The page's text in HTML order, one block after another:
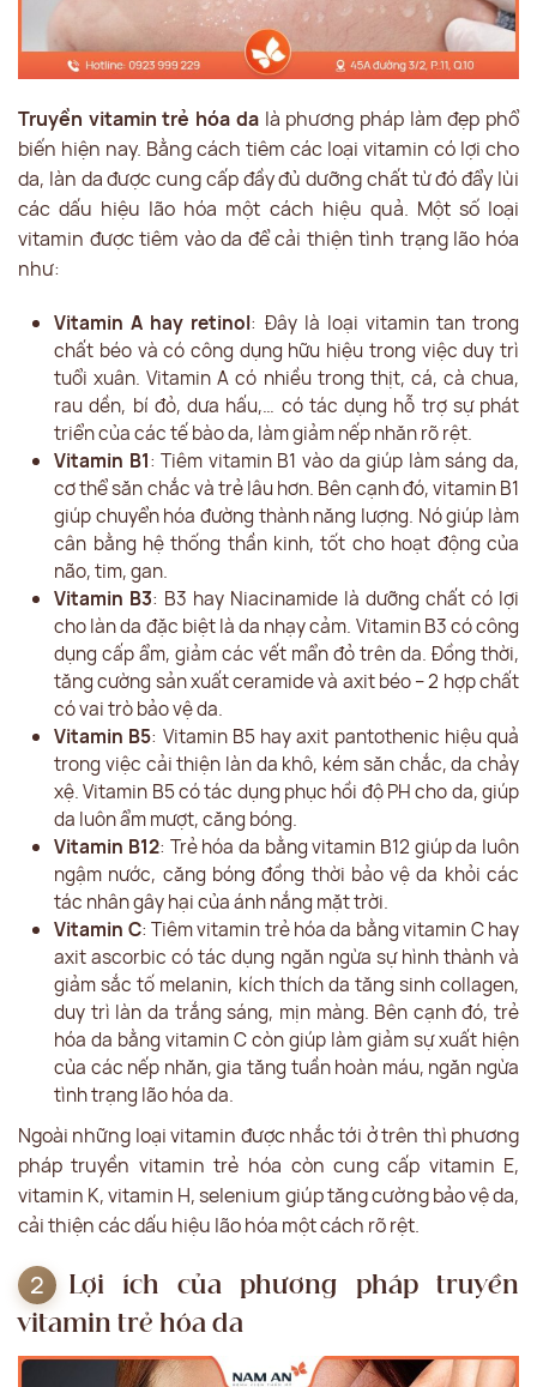
Truyền vitamin trẻ hóa dalà phương pháp làm đẹp phổ
biến hiện nay. Bằng cách tiêm các loại vitamin có lợi cho
da, làn da được cung cấp đầy đủ dưỡng chất từ đó đẩy lùi
các dấu hiệu lão hóa một cách hiệu quả. Một số loại
vitamin được tiêm vào da để cải thiện tình trạng lão hóa
như:
Vitamin A hay retinol: Đây là loại vitamin tan trong
chất béo và có công dụng hữu hiệu trong việc duy trì
tuổi xuân. Vitamin A có nhiều trong thịt, cá, cà chua,
rau dền, bí đỏ, dưa hấu,… có tác dụng hỗ trợ sự phát
triển của các tế bào da, làm giảm nếp nhăn rõ rệt.
Vitamin B1: Tiêm vitamin B1 vào da giúp làm sáng da,
cơ thể săn chắc và trẻ lâu hơn. Bên cạnh đó, vitamin B1
giúp chuyển hóa đường thành năng lượng. Nó giúp làm
cân bằng hệ thống thần kinh, tốt cho hoạt động của
não, tim, gan.
Vitamin B3: B3 hay Niacinamide là dưỡng chất có lợi
cho làn da đặc biệt là da nhạy cảm. Vitamin B3 có công
dụng cấp ẩm, giảm các vết mẩn đỏ trên da. Đồng thời,
tăng cường sản xuất ceramide và axit béo – 2 hợp chất
có vai trò bảo vệ da.
Vitamin B5: Vitamin B5 hay axit pantothenic hiệu quả
trong việc cải thiện làn da khô, kém săn chắc, da chảy
xệ. Vitamin B5 có tác dụng phục hồi độ PH cho da, giúp
da luôn ẩm mượt, căng bóng.
Vitamin B12: Trẻ hóa da bằng vitamin B12 giúp da luôn
ngậm nước, căng bóng đồng thời bảo vệ da khỏi các
tác nhân gây hại của ánh nắng mặt trời.
Vitamin C: Tiêm vitamin trẻ hóa da bằng vitamin C hay
axit ascorbic có tác dụng ngăn ngừa sự hình thành và
giảm sắc tố melanin, kích thích da tăng sinh collagen,
duy trì làn da trắng sáng, mịn màng. Bên cạnh đó, trẻ
hóa da bằng vitamin C còn giúp làm giảm sự xuất hiện
của các nếp nhăn, gia tăng tuần hoàn máu, ngăn ngừa
tình trạng lão hóa da.
Ngoài những loại vitamin được nhắc tới ở trên thì phương
pháp truyền vitamin trẻ hóa còn cung cấp vitamin E,
vitamin K, vitamin H, selenium giúp tăng cường bảo vệ da,
cải thiện các dấu hiệu lão hóa một cách rõ rệt.
Lợi ích của phương pháp truyền
vitamin trẻ hóa da